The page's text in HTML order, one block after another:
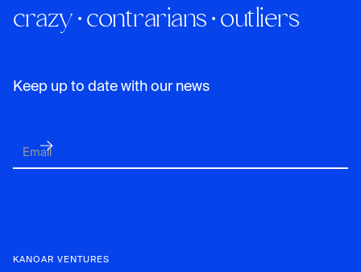
crazy · contrarians · outliers
Keep up to date with our news
KANOAR VENTURES